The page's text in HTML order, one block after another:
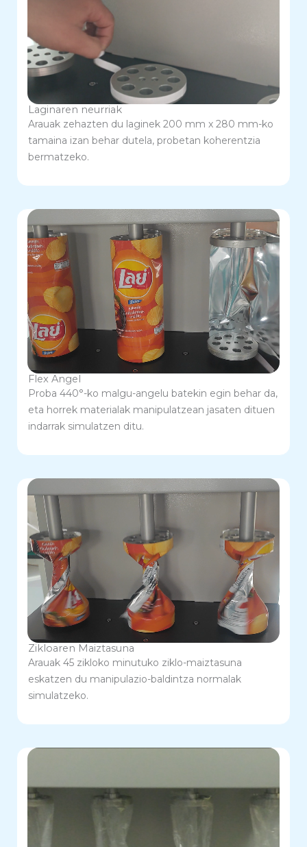
Laginaren neurriak
Arauak zehazten du laginek 200 mm x 280 mm-ko
tamaina izan behar dutela, probetan koherentzia
bermatzeko.
Flex Angel
Proba 440°-ko malgu-angelu batekin egin behar da,
eta horrek materialak manipulatzean jasaten dituen
indarrak simulatzen ditu.
Zikloaren Maiztasuna
Arauak 45 zikloko minutuko ziklo-maiztasuna
eskatzen du manipulazio-baldintza normalak
simulatzeko.